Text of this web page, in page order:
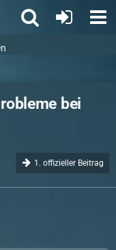
bei
1. offizieller Beitrag